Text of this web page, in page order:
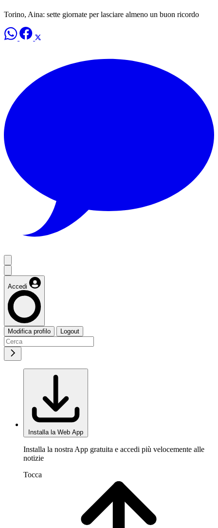
Torino, Aina: sette giornate per lasciare almeno un buon ricordo
Accedi
Modifica profilo Logout
Installa la Web App
Installa la nostra App gratuita e accedi più velocemente alle
notizie
Tocca